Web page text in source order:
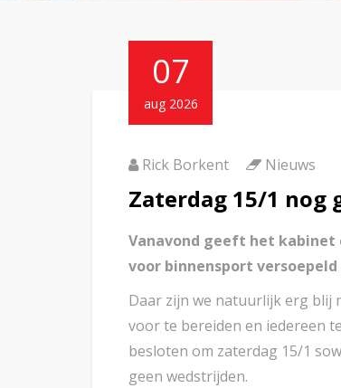
07
aug 2026
Rick Borkent Nieuws
Zaterdag 15/1 nog
Vanavond geeft het kabinet
voor binnensport
Daar zijn we natuurlijk erg blij
voor te bereiden en iedereen
besloten om zaterdag 15/1
geen wedstrijden.